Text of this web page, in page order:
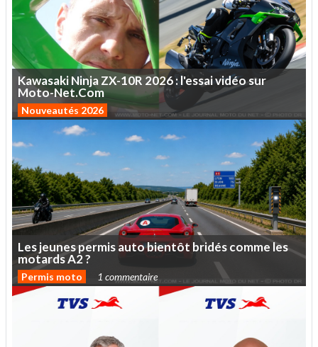
KawasakiNinjaZX-10R2026:l'essaividéosur
Moto-Net.Com
Nouveautés 2026
Lesjeunespermisautobientôt bridéscommeles
motardsA2?
Permis moto 1 commentaire